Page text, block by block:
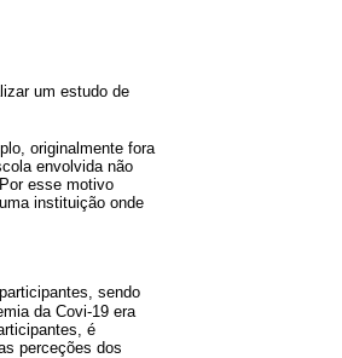
um estudo de
originalmente fora
envolvida não
esse motivo
instituição onde
sendo
da Covi-19 era
é
perceções dos